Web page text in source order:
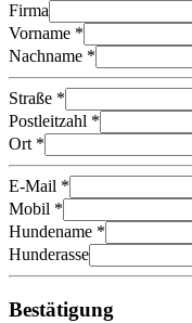
Firma
Vorname *
Nachname *
Straße *
Postleitzahl *
Ort *
E-Mail *
Mobil *
Hundename *
Hunderasse
Bestätigung